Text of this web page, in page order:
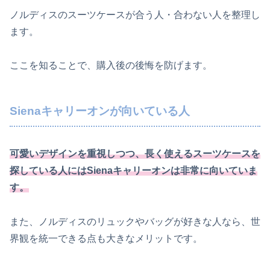
ノルディスのスーツケースが合う人・合わない人を整理し
ます。
ここを知ることで、購入後の後悔を防げます。
Sienaキャリーオンが向いている人
可愛いデザインを重視しつつ、長く使えるスーツケースを
探している人にはSienaキャリーオンは非常に向いていま
す。
また、ノルディスのリュックやバッグが好きな人なら、世
界観を統一できる点も大きなメリットです。